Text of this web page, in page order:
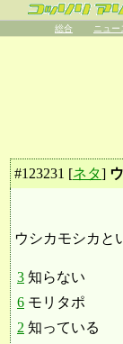
総合 ニュー
#123231 [ネタ]
ウシカモシカと
3 知らない
6 モリタポ
2 知っている